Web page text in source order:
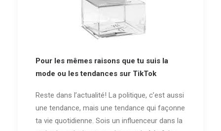
Pour les mêmes raisons que tu suis la
mode ou les tendances sur TikTok
Reste dans l’actualité! La politique, c’est aussi
une tendance, mais une tendance qui façonne
ta vie quotidienne. Sois un influenceur dans la